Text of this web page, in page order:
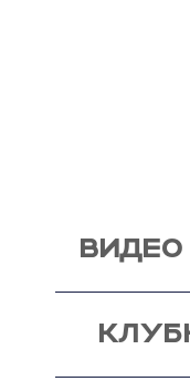
ВИДЕО